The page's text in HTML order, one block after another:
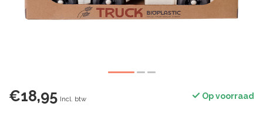
€18,95 Incl. btw Op voorraad